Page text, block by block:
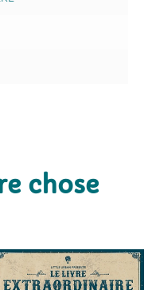
chose